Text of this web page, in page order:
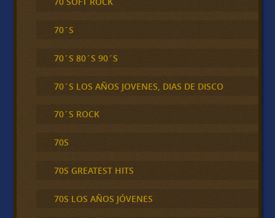
70´S
70´S 80´S 90´S
70´S LOS AÑOS JOVENES, DIAS DE DISCO
70´S ROCK
70S
70S GREATEST HITS
70S LOS AÑOS JÓVENES